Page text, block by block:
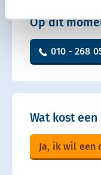
Op dit
010 - 268
Wat kost
Ja, ik wil een